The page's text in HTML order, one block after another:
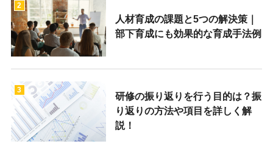
2
人材育成の課題と5つの解決策｜
部下育成にも効果的な育成手法例
3
研修の振り返りを行う目的は？振
り返りの方法や項目を詳しく解
説！